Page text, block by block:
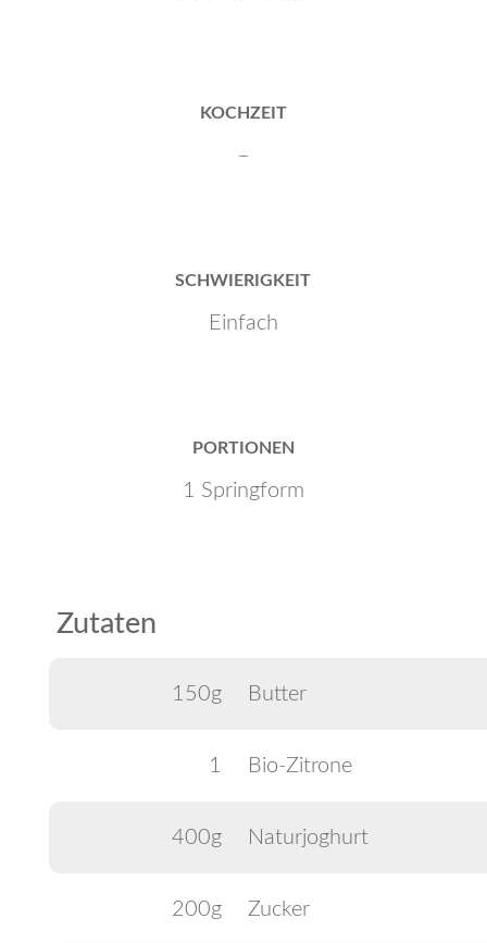
KOCHZEIT
–
SCHWIERIGKEIT
Einfach
PORTIONEN
1 Springform
Zutaten
150g Butter
1 Bio-Zitrone
400g Naturjoghurt
200g Zucker